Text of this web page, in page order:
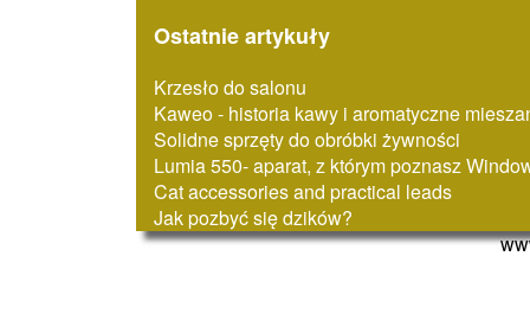
Ostatnie artykuły
Krzesło do salonu
Kaweo - historia kawy i aromatyczne
Solidne sprzęty do obróbki żywności
Lumia 550- aparat, z którym poznasz
Cat accessories and practical leads
Jak pozbyć się dzików?